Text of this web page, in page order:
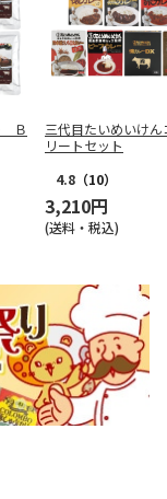
Ｂ
三代目たいめいけん
リートセット
4.8 （10）
3,210円
(送料・税込)